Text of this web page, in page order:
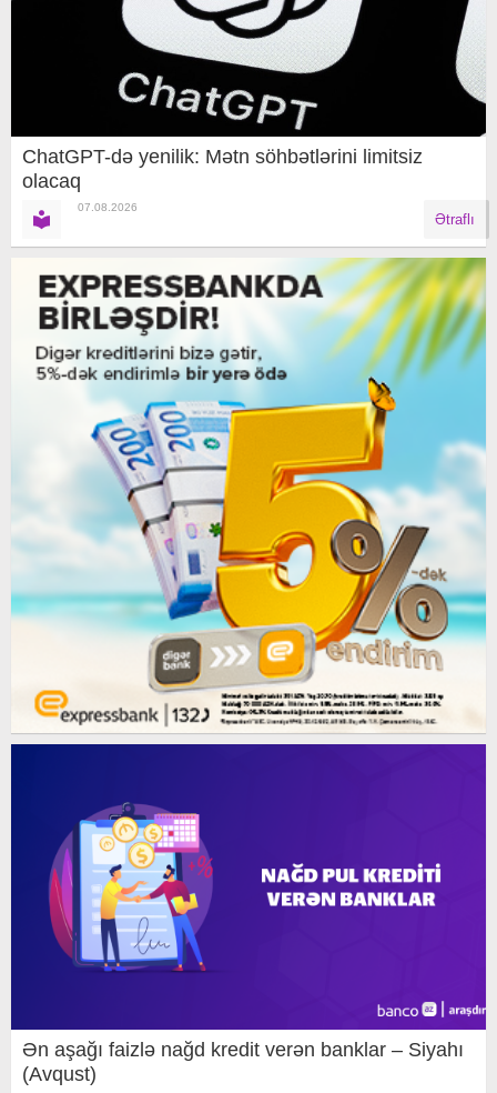
ChatGPT-də yenilik: Mətn söhbətlərini limitsiz
olacaq
07.08.2026
Ətraflı
Ən aşağı faizlə nağd kredit verən banklar – Siyahı
(Avqust)